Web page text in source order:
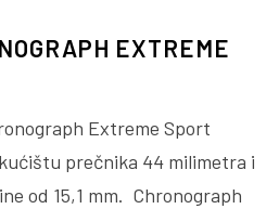
EXTREME
Extreme Sport
prečnika 44 milimetra i
od 15,1 mm. Chronograph